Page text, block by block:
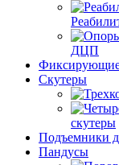
ДЦП
Скутеры
скутеры
Подъемники
Пандусы